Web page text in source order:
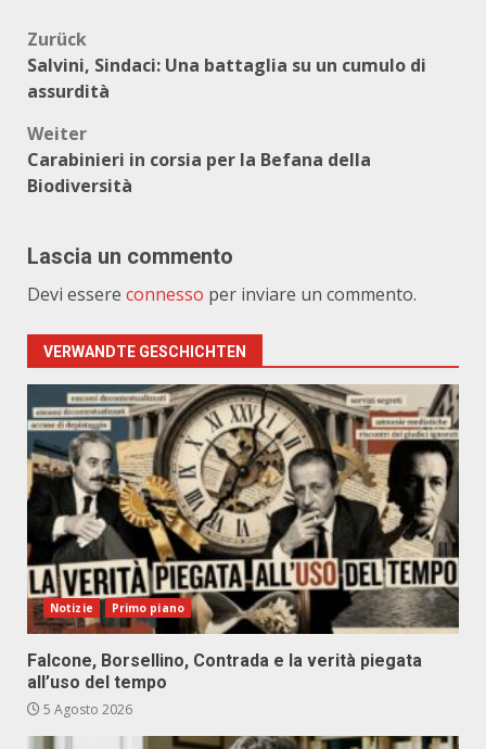
Beitragsnavigation
Zurück
Salvini, Sindaci: Una battaglia su un cumulo di
assurdità
Weiter
Carabinieri in corsia per la Befana della
Biodiversità
Lascia un commento
Devi essere connesso per inviare un commento.
VERWANDTE GESCHICHTEN
Notizie Primo piano
Falcone, Borsellino, Contrada e la verità piegata
all’uso del tempo
5 Agosto 2026